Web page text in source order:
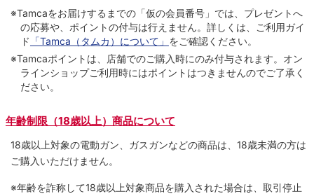
※Tamcaをお届けするまでの「仮の会員番号」では、プレゼントへ
の応募や、ポイントの付与は⾏えません。詳しくは、ご利⽤ガイ
ド 「Tamca（タムカ）について」 をご確認ください。
※Tamcaポイントは、店舗でのご購⼊時にのみ付与されます。オン
ラインショップご利用時にはポイントはつきませんのでご了承く
ださい。
年齢制限（18歳以上）商品について
18歳以上対象の電動ガン、ガスガンなどの商品は、18歳未満の方は
ご購入いただけません。
※年齢を詐称して18歳以上対象商品を購入された場合は、取引停止